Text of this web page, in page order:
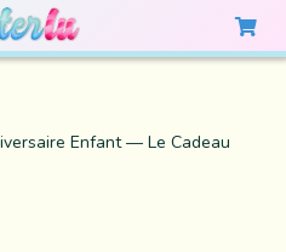
Enfant — Le Cadeau